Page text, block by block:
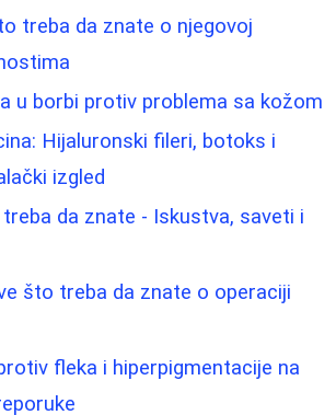
treba da znate o njegovoj
u borbi protiv problema sa kožom
Hijaluronski fileri, botoks i
izgled
da znate - Iskustva, saveti i
što treba da znate o operaciji
fleka i hiperpigmentacije na